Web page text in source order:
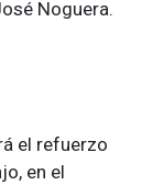
Noguera.
el refuerzo
en el